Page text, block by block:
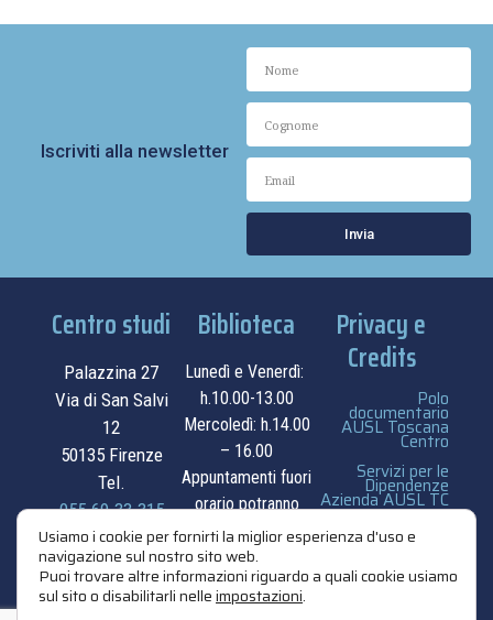
Iscriviti alla newsletter
Invia
Centro studi
Palazzina 27
Via di San Salvi
12
50135 Firenze
Tel.
055.69.33.315
contatti
Biblioteca
Lunedì e Venerdì:
h.10.00-13.00
Mercoledì: h.14.00
– 16.00
Appuntamenti fuori
orario potranno
essere
concordati su
appuntamento.
Privacy e
Credits
Polo
documentario
AUSL Toscana
Centro
Servizi per le
Dipendenze
Azienda AUSL TC
privacy e cookie
Usiamo i cookie per fornirti la miglior esperienza d'uso e
navigazione sul nostro sito web.
Puoi trovare altre informazioni riguardo a quali cookie usiamo
sul sito o disabilitarli nelleimpostazioni.